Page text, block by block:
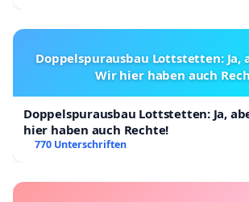
Doppelspurausbau Lottstetten: Ja,
Wir hier haben auch
Doppelspurausbau Lottstetten: Ja,
hier haben auch Rechte!
770 Unterschriften